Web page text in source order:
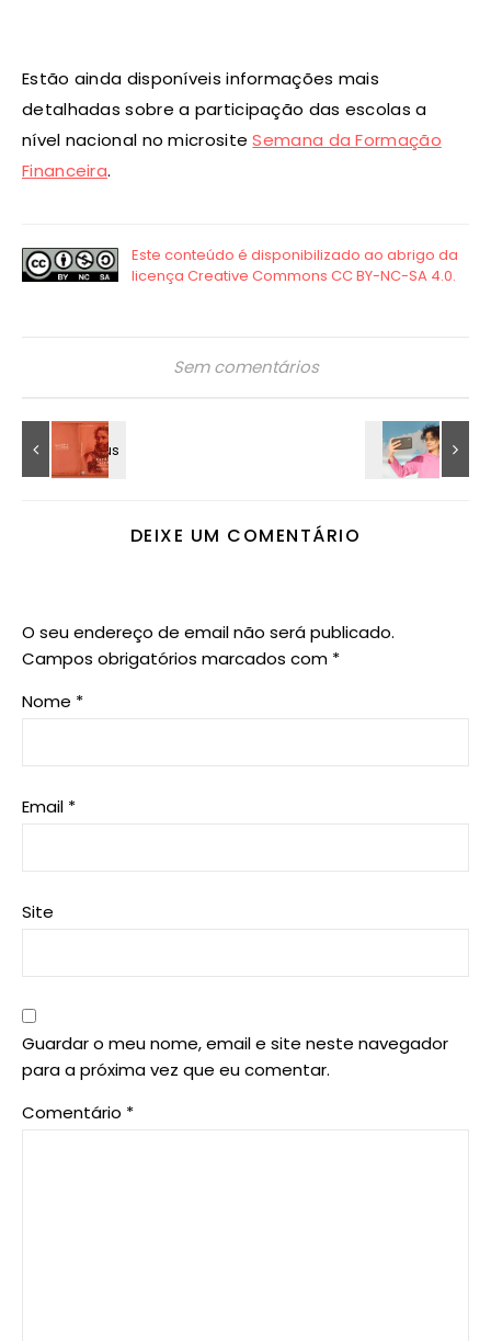
Estão ainda disponíveis informações mais
detalhadas sobre a participação das escolas a
nível nacional no micrositeSemana da Formação
Financeira.
Sem comentários
DEIXE UM COMENTÁRIO
O seu endereço de email não será publicado.
Campos obrigatórios marcados com *
Nome *
Email *
Site
Guardar o meu nome, email e site neste navegador
para a próxima vez que eu comentar.
Comentário *